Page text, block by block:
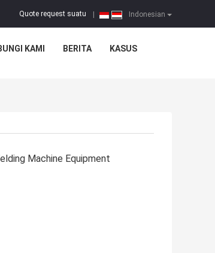
Indonesian
Quote request suatu
KAMI BERITA KASUS
Machine Equipment